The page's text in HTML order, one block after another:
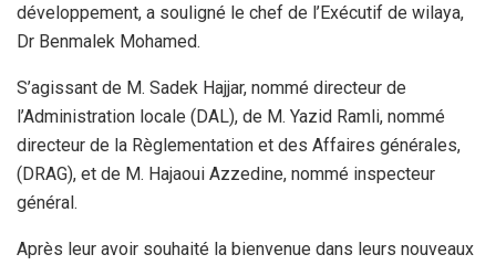
développement, a souligné le chef de l’Exécutif de wilaya,
Dr Benmalek Mohamed.
S’agissant de M. Sadek Hajjar, nommé directeur de
l’Administration locale (DAL), de M. Yazid Ramli, nommé
directeur de la Règlementation et des Affaires générales,
(DRAG), et de M. Hajaoui Azzedine, nommé inspecteur
général.
Après leur avoir souhaité la bienvenue dans leurs nouveaux